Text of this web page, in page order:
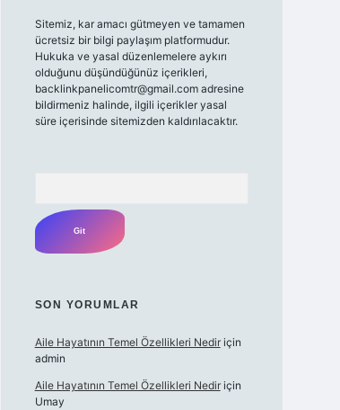
Sitemiz, kar amacı gütmeyen ve tamamen
ücretsiz bir bilgi paylaşım platformudur.
Hukuka ve yasal düzenlemelere aykırı
olduğunu düşündüğünüz içerikleri,
backlinkpanelicomtr@gmail.comadresine
bildirmeniz halinde, ilgili içerikler yasal
süre içerisinde sitemizden kaldırılacaktır.
SON YORUMLAR
Aile Hayatının Temel Özellikleri Nediriçin
admin
Aile Hayatının Temel Özellikleri Nediriçin
Umay